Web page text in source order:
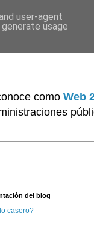
como Web
del blog
casero?
user-agent
usage